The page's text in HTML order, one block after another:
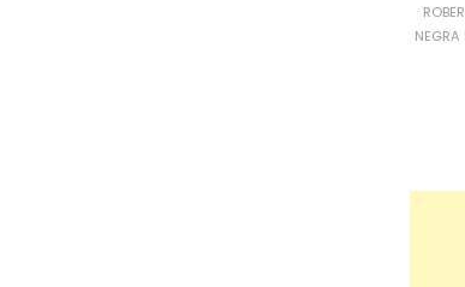
NEGRA